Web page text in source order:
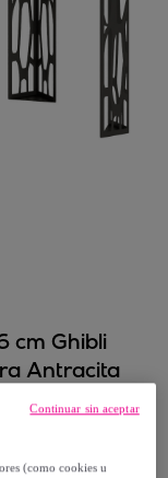
cm Ghibli
Antracita
196 cm
(como cookies u
Continuar sin aceptar